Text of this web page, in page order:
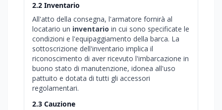
2.2 Inventario
All'atto della consegna, l'armatore fornirà al
locatario un inventario in cui sono specificate le
condizioni e l'equipaggiamento della barca. La
sottoscrizione dell'inventario implica il
riconoscimento di aver ricevuto l'imbarcazione in
buono stato di manutenzione, idonea all'uso
pattuito e dotata di tutti gli accessori
regolamentari.
2.3 Cauzione